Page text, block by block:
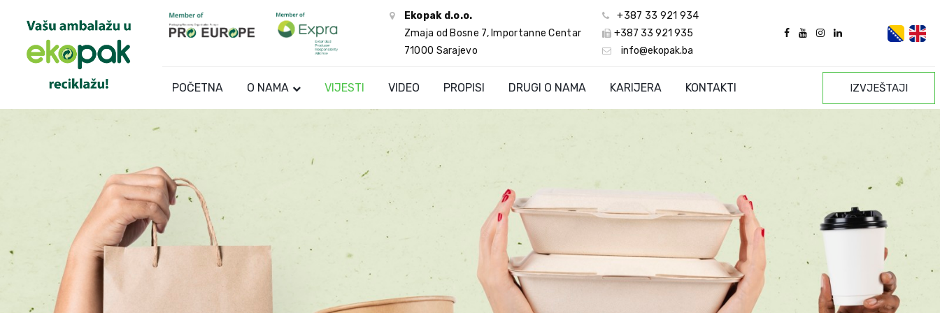
Ekopak d.o.o.
Zmaja od Bosne 7, Importanne Centar
71000 Sarajevo
+387 33 921 934
+387 33 921 935
info@ekopak.ba
POČETNA O NAMA VIJESTI VIDEO PROPISI DRUGI O NAMA KARIJERA KONTAKTI IZVJEŠTAJI